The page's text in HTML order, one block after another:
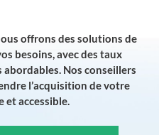
offrons des solutions de
besoins, avec des taux
Nos conseillers
l’acquisition de votre
et accessible.